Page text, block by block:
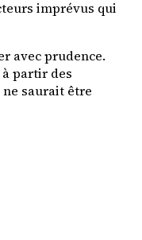
imprévus qui
avec prudence.
partir des
saurait être